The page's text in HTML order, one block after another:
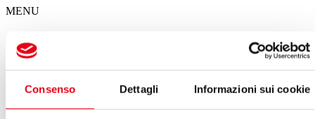
Consenso Dettagli Informazioni sui cookie
MENU
Il calendario degli spettacoli del Giglio
Spettacoli in questa settimana
Non ci sono eventi in programma per questa settimana